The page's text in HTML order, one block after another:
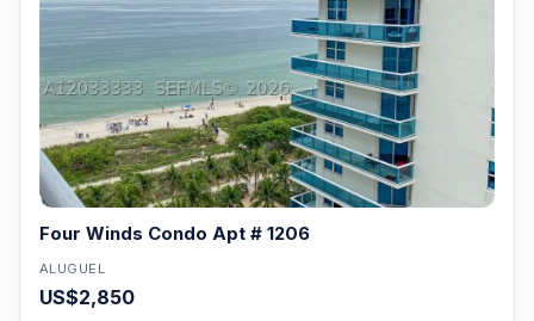
Four Winds Condo Apt # 1206
ALUGUEL
US$2,850